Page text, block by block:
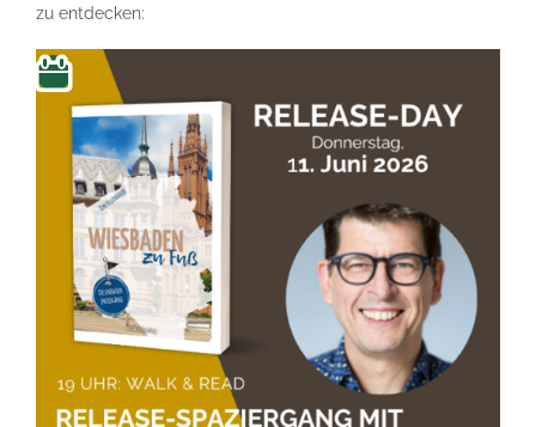
zu entdecken: